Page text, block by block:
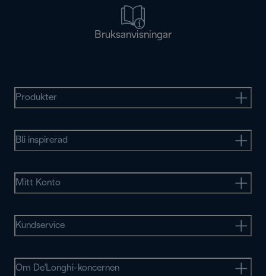
Bruksanvisningar
Produkter
Bli inspirerad
Mitt Konto
Kundservice
Om De'Longhi-koncernen